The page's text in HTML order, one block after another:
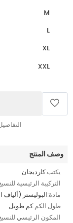
M
L
XL
XXL
وصف المنتج
يكتب:كارديجان
التركيبة الرئيسية
مادة:البوليستر (ألياف
طول الكم:كم طويل
المكون الرئيسي للنسيج